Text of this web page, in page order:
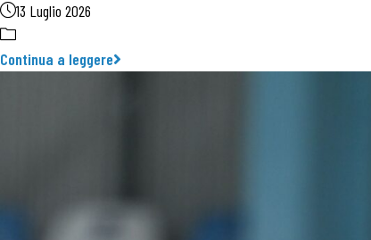
13 Luglio 2026
Continua a leggere